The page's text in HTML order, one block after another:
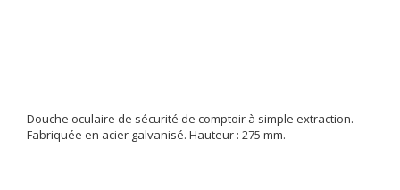
Douche oculaire de sécurité de comptoir à simple extraction.
Fabriquée en acier galvanisé. Hauteur : 275 mm.